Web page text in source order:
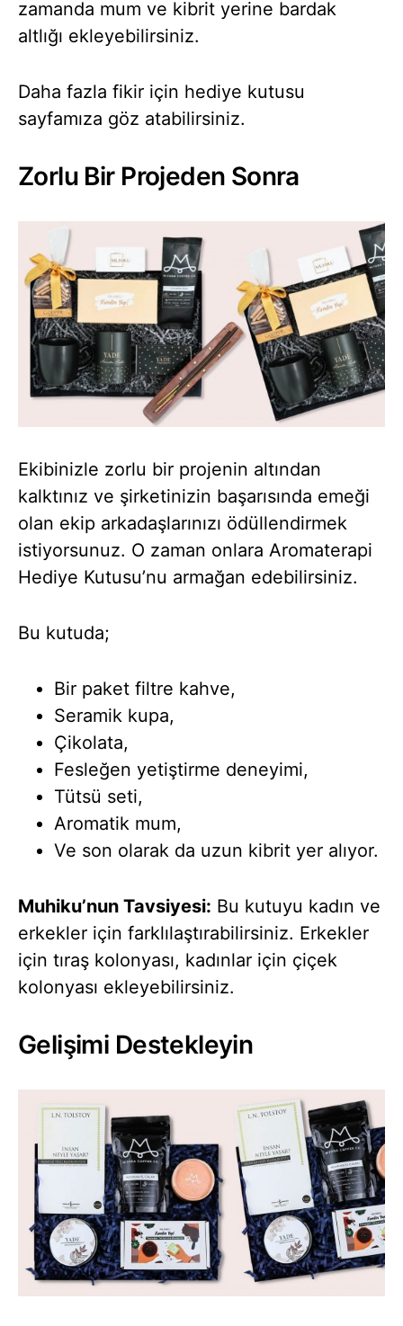
zamanda mum ve kibrit yerine bardak
altlığı ekleyebilirsiniz.
Daha fazla fikir için hediye kutusu
sayfamıza göz atabilirsiniz.
Zorlu Bir Projeden Sonra
Ekibinizle zorlu bir projenin altından
kalktınız ve şirketinizin başarısında emeği
olan ekip arkadaşlarınızı ödüllendirmek
istiyorsunuz. O zaman onlara Aromaterapi
Hediye Kutusu’nu armağan edebilirsiniz.
Bu kutuda;
Bir paket filtre kahve,
Seramik kupa,
Çikolata,
Fesleğen yetiştirme deneyimi,
Tütsü seti,
Aromatik mum,
Ve son olarak da uzun kibrit yer alıyor.
Muhiku’nun Tavsiyesi: Bu kutuyu kadın ve
erkekler için farklılaştırabilirsiniz. Erkekler
için tıraş kolonyası, kadınlar için çiçek
kolonyası ekleyebilirsiniz.
Gelişimi Destekleyin